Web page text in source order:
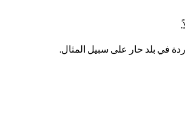
في بلد حار على سبيل المثال.